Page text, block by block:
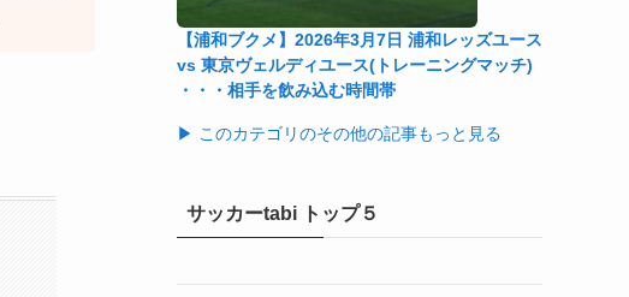
【浦和ブクメ】2026年3月7日 浦和レッズユース
vs 東京ヴェルディユース(トレーニングマッチ)
・・・相手を飲み込む時間帯
▶ このカテゴリのその他の記事もっと見る
サッカーtabi トップ５